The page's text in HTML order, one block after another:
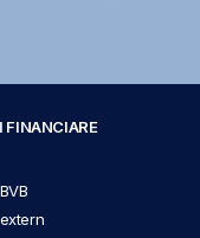
FINANCIARE